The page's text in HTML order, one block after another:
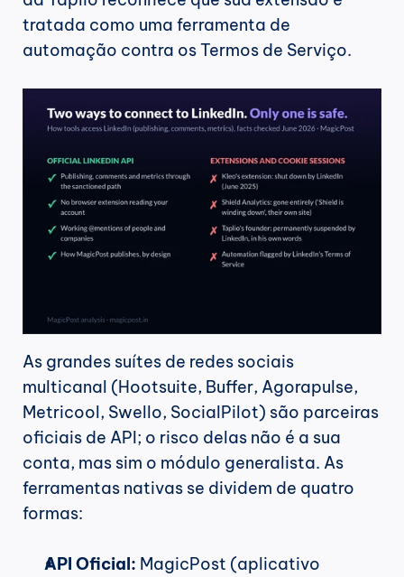
tratada como uma ferramenta de
automação contra os Termos de Serviço.
As grandes suítes de redes sociais
multicanal (Hootsuite, Buffer, Agorapulse,
Metricool, Swello, SocialPilot) são parceiras
oficiais de API; o risco delas não é a sua
conta, mas sim o módulo generalista. As
ferramentas nativas se dividem de quatro
formas:
API Oficial: MagicPost (aplicativo